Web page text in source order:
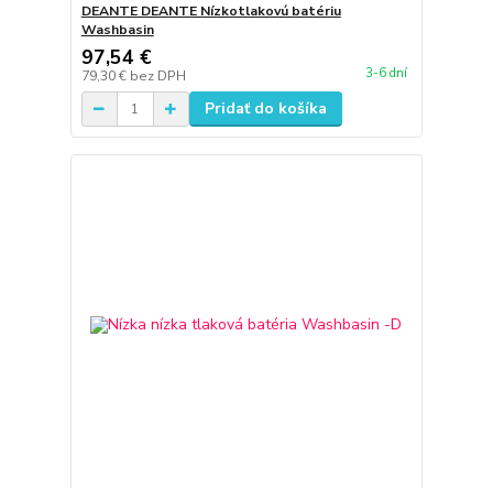
DEANTE DEANTE Nízkotlakovú batériu
Washbasin
97,54 €
79,30 € bez DPH 3-6 dní
Pridať do košíka